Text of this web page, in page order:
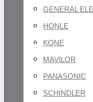
GENERAL
HONLE
KONE
MAVILOR
PANASONIC
SCHINDLER